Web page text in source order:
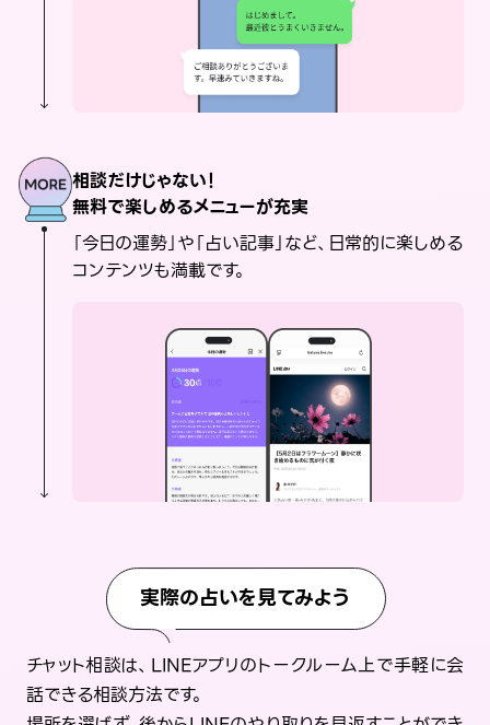
相談だけじゃない！
無料で楽しめるメニューが充実
「今日の運勢」や「占い記事」など、日常的に楽しめる
コンテンツも満載です。
実際の占いを見てみよう
チャット相談は、LINEアプリのトークルーム上で手軽に会
話できる相談方法です。